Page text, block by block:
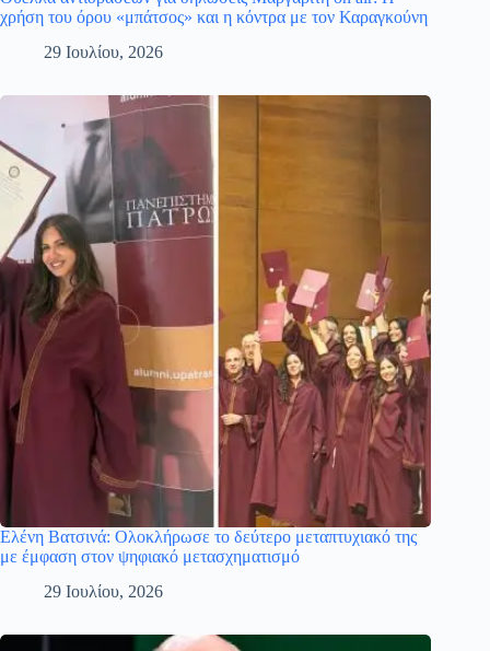
χρήση του όρου «μπάτσος» και η κόντρα με τον Καραγκούνη
29 Ιουλίου, 2026
Ελένη Βατσινά: Ολοκλήρωσε το δεύτερο μεταπτυχιακό της
με έμφαση στον ψηφιακό μετασχηματισμό
29 Ιουλίου, 2026